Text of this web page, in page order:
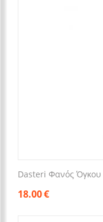
Dasteri Φανός Όγκου
18.00€